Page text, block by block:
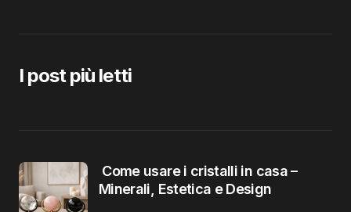
I post più letti
Come usare i cristalli in casa –
Minerali, Estetica e Design